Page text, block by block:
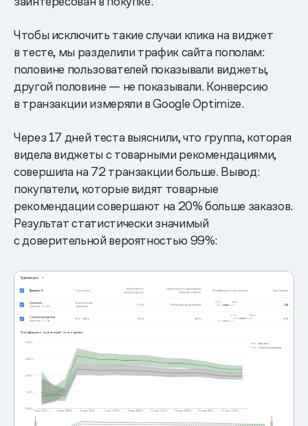
Чтобы исключить такие случаи клика на виджет
в тесте, мы разделили трафик сайта пополам:
половине пользователей показывали виджеты,
другой половине — не показывали. Конверсию
в транзакции измеряли в Google Optimize.
Через 17 дней теста выяснили, что группа, которая
видела виджеты с товарными рекомендациями,
совершила на 72 транзакции больше. Вывод:
покупатели, которые видят товарные
рекомендации совершают на 20% больше заказов.
Результат статистически значимый
с доверительной вероятностью 99%: